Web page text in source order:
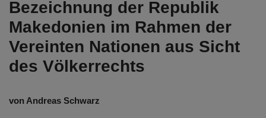
Bezeichnung der Republik
Makedonien im Rahmen der
Vereinten Nationen aus Sicht
des Völkerrechts
von Andreas Schwarz